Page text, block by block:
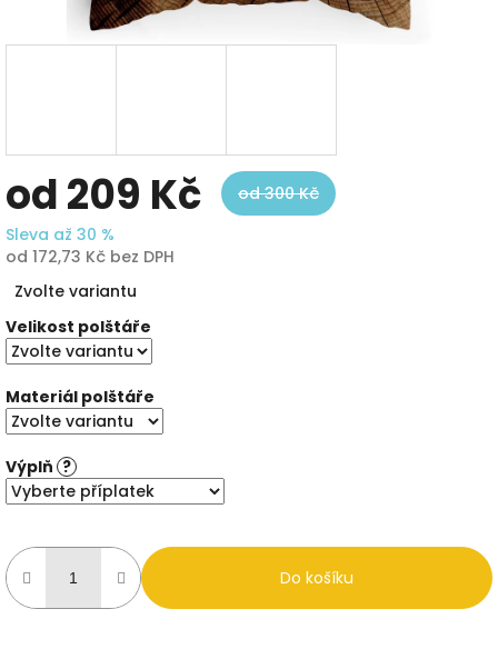
od209 Kč
od 300 Kč
Sleva až 30 %
od 172,73 Kč bez DPH
cena:
Zvolte variantu
Velikost polštáře
Materiál polštáře
Výplň ?
Do košíku